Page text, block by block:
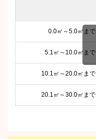
0.0㎥～5.0㎥まで
5.1㎥～10.0㎥まで
10.1㎥～20.0㎥まで
20.1㎥～30.0㎥まで